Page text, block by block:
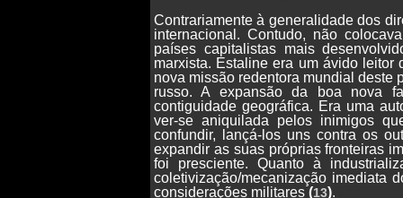
Contrariamente à generalidade dos
internacional. Contudo, não
países capitalistas mais
marxista. Estaline era um ávido
nova missão redentora mundial deste
russo. A expansão da boa nova
contiguidade geográfica. Era uma
ver-se aniquilada pelos inimigos
confundir, lançá-los uns contra os
expandir as suas próprias fronteiras
foi presciente. Quanto à
coletivização/mecanização imediata
considerações militares (13).